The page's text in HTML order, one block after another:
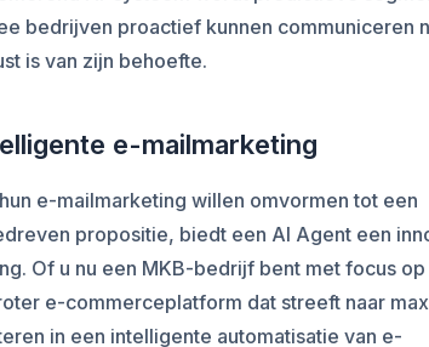
bedrijven proactief kunnen communiceren
is van zijn behoefte.
e-mailmarketing
e-mailmarketing willen omvormen tot een
propositie, biedt een AI Agent een
Of u nu een MKB-bedrijf bent met focus op
e-commerceplatform dat streeft naar
in een intelligente automatisatie van e-